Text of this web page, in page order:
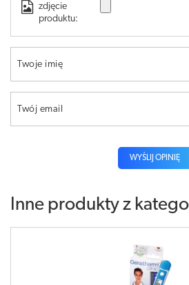
zdjęcie
produktu:
Twoje imię
Twój email
WYŚLIJ OPINIĘ
Inne produkty z